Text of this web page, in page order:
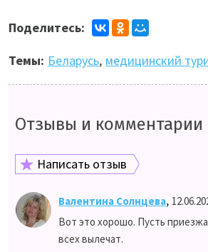
Поделитесь:
Темы: Беларусь, медицинский
Отзывы и комментарии
Написать отзыв
Валентина Солнцева,
Вот это хорошо. Пусть
всех вылечат.